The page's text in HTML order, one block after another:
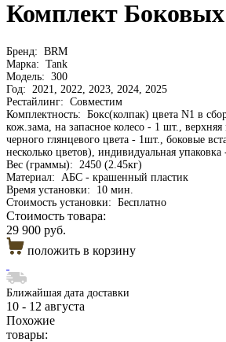
Комплект
Бренд: BRM
Марка: Tank
Модель: 300
Год:
2021, 2022, 2023, 2024, 2025
Рестайлинг: Совместим
Комплектность: Бокс(колпак) цвета N1 в
кож.зама, на запасное колесо - 1 шт., верхняя
черного глянцевого цвета - 1шт., боковые
несколько цветов), индивидуальная упаковка
Вес (граммы):
2450 (2.45кг)
Материал:
АБС - крашенный пластик
Время установки:
10 мин.
Стоимость установки: Бесплатно
Стоимость товара:
29 900 руб.
положить в корзину
Ближайшая дата доставки
10 - 12 августа
Похожие
товары: